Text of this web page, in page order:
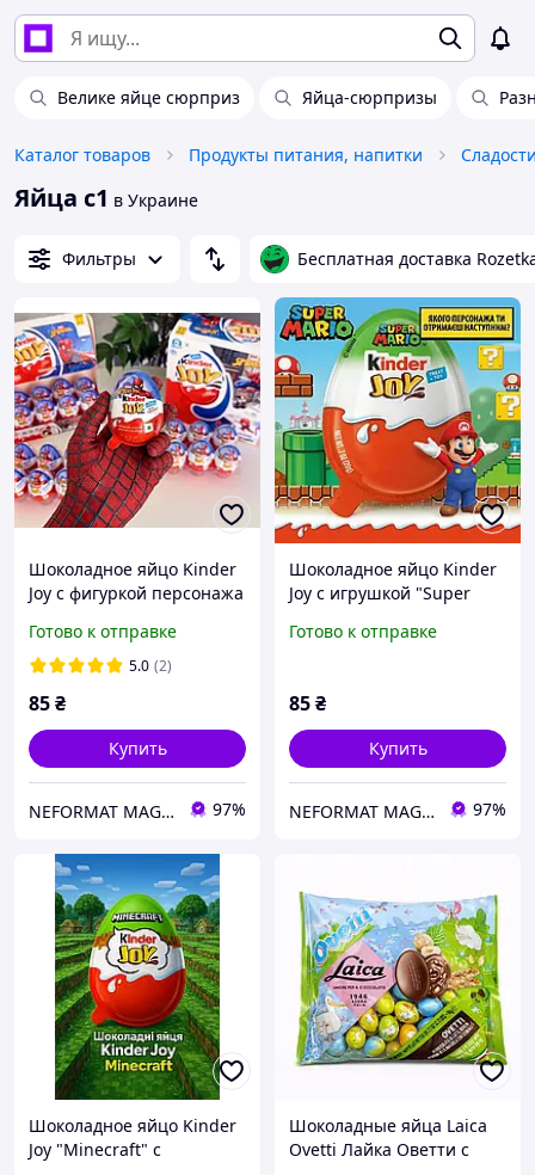
Велике яйце сюрприз Яйца-сюрпризы
Каталог товаров Продукты питания, напитки
Яйца с1 в Украине
Фильтры Бесплатная доставка
Шоколадное яйцо Kinder
Joy с фигуркой персонажа
Готово к отправке
5.0 (2)
85₴
Купить
NEFORMAT MAGAZ 97%
Шоколадное яйцо Kinder
Joy с игрушкой "Super
Готово к отправке
85₴
Купить
NEFORMAT MAGAZ 97%
Шоколадное яйцо Kinder
Joy "Minecraft" с
Шоколадные яйца Laica
Ovetti Лайка Оветти с